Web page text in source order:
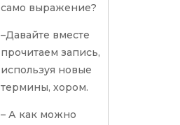
само выражение?
–Давайте вместе
прочитаем запись,
используя новые
термины, хором.
– А как можно